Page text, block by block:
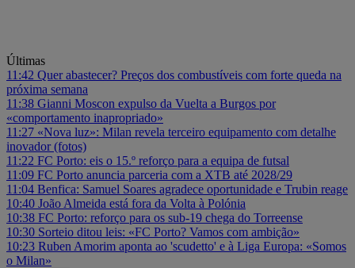
Últimas
11:42 Quer abastecer? Preços dos combustíveis com forte queda na
próxima semana
11:38 Gianni Moscon expulso da Vuelta a Burgos por
«comportamento inapropriado»
11:27 «Nova luz»: Milan revela terceiro equipamento com detalhe
inovador (fotos)
11:22 FC Porto: eis o 15.º reforço para a equipa de futsal
11:09 FC Porto anuncia parceria com a XTB até 2028/29
11:04 Benfica: Samuel Soares agradece oportunidade e Trubin reage
10:40 João Almeida está fora da Volta à Polónia
10:38 FC Porto: reforço para os sub-19 chega do Torreense
10:30 Sorteio ditou leis: «FC Porto? Vamos com ambição»
10:23 Ruben Amorim aponta ao 'scudetto' e à Liga Europa: «Somos
o Milan»